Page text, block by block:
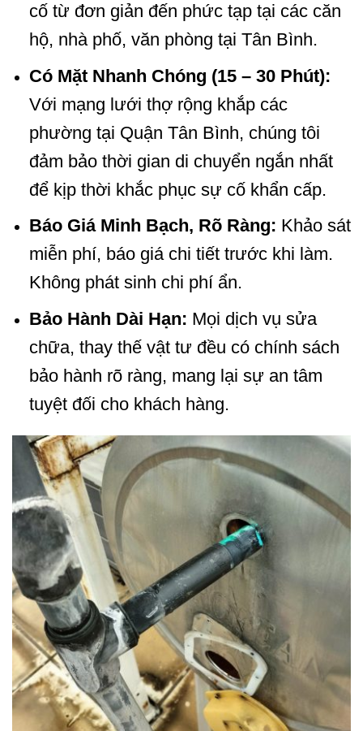
cố từ đơn giản đến phức tạp tại các căn
hộ, nhà phố, văn phòng tại Tân Bình.
Có Mặt Nhanh Chóng (15 – 30 Phút):
Với mạng lưới thợ rộng khắp các
phường tại Quận Tân Bình, chúng tôi
đảm bảo thời gian di chuyển ngắn nhất
để kịp thời khắc phục sự cố khẩn cấp.
Báo Giá Minh Bạch, Rõ Ràng: Khảo sát
miễn phí, báo giá chi tiết trước khi làm.
Không phát sinh chi phí ẩn.
Bảo Hành Dài Hạn: Mọi dịch vụ sửa
chữa, thay thế vật tư đều có chính sách
bảo hành rõ ràng, mang lại sự an tâm
tuyệt đối cho khách hàng.